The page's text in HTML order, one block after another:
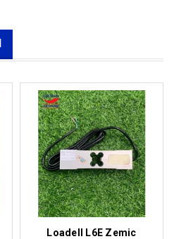
Loadell L6E Zemic